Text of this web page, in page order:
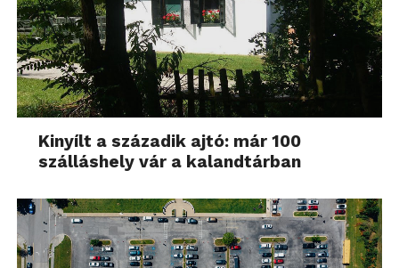
Kinyílt a századik ajtó: már 100
szálláshely vár a kalandtárban